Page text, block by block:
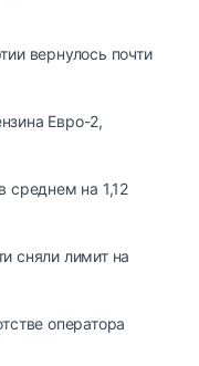
вернулось почти
Евро-2,
среднем на 1,12
сняли лимит на
оператора